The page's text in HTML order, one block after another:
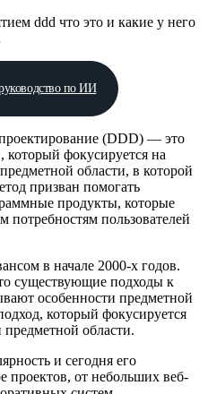
ddd что это и какие у него
по ИИ
(DDD) — это
фокусируется на
области, в которой
призван помогать
продукты, которые
потребностям пользователей
в начале 2000-х годов.
существующие подходы к
особенности предметной
который фокусируется
области.
и сегодня его
проектов, от небольших веб-